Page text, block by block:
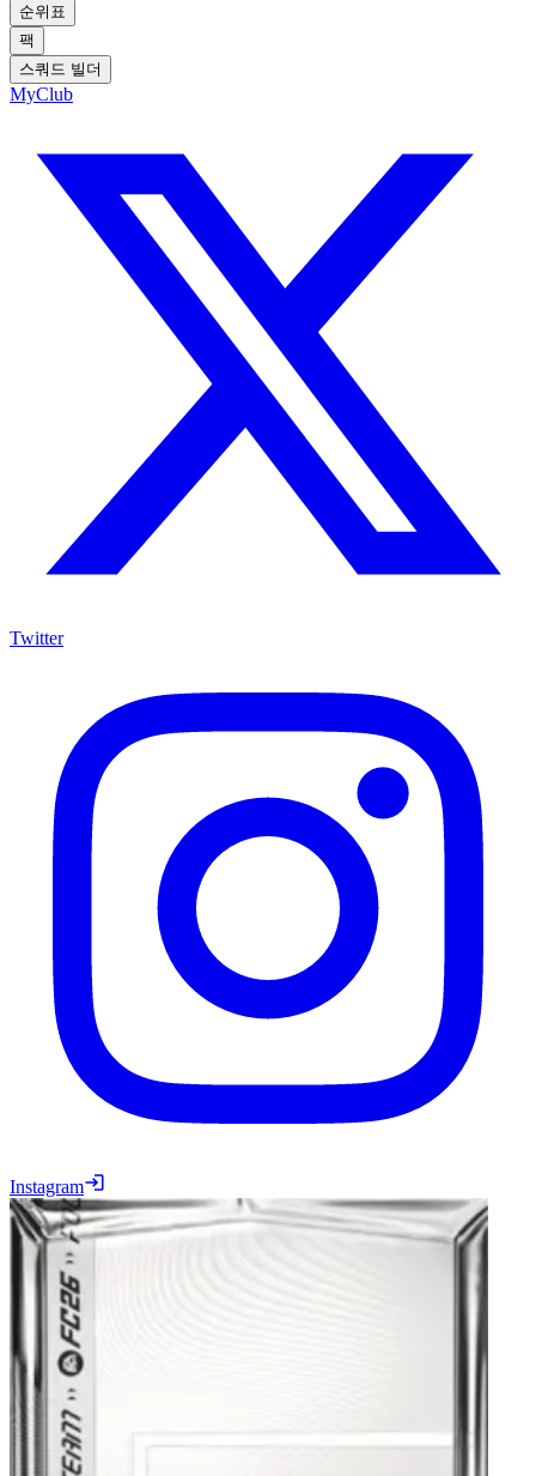
순위표
팩
스쿼드 빌더
MyClub
Twitter
Instagram